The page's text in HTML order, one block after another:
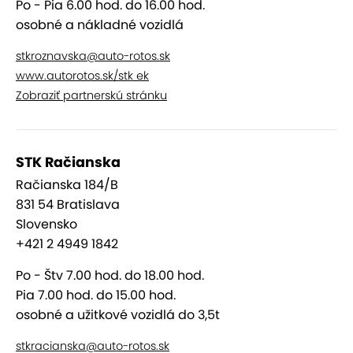
dezénu je pre letné pneumatiky min. 1,6 mm
a pre zimné min. 3 mm), rozmer pneumatík
musí byť taký ako je zapísané v osvedčenie o
evidencii vozidla
zasklenie vozidla (prasknuté predné sklo, na
nesmú byť umiestnené fólie).
Tu sa totiž chyby zistené pri technických kontrolách
prejavujú najčastejšie.
Doklady
Prevádzkovateľ vozidla alebo vodič vozidla
predkladá na vykonanie emisnej kontroly:
Po - Pia 6.00 hod. do 16.00 hod.
osobné a nákladné vozidlá
stkroznavska@auto-rotos.sk
www.autorotos.sk/stk ek
Zobraziť partnerskú stránku
STK Račianska
Račianska 184/B
831 54 Bratislava
Slovensko
+421 2 4949 1842
Po - Štv 7.00 hod. do 18.00 hod.
Pia 7.00 hod. do 15.00 hod.
osobné a užitkové vozidlá do 3,5t
stkracianska@auto-rotos.sk